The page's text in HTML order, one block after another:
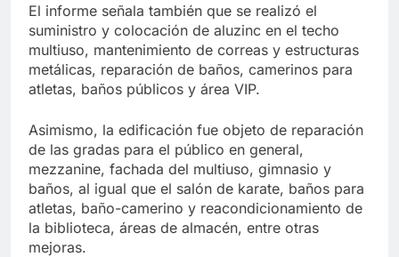
El informe señala también que se realizó el
suministro y colocación de aluzinc en el techo
multiuso, mantenimiento de correas y estructuras
metálicas, reparación de baños, camerinos para
atletas, baños públicos y área VIP.
Asimismo, la edificación fue objeto de reparación
de las gradas para el público en general,
mezzanine, fachada del multiuso, gimnasio y
baños, al igual que el salón de karate, baños para
atletas, baño-camerino y reacondicionamiento de
la biblioteca, áreas de almacén, entre otras
mejoras.